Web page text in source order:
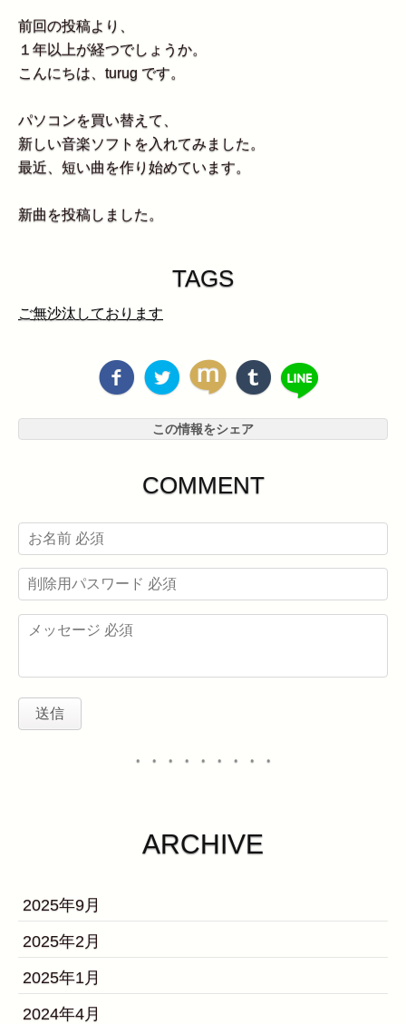
前回の投稿より、
１年以上が経つでしょうか。
こんにちは、turug です。
パソコンを買い替えて、
新しい音楽ソフトを入れてみました。
最近、短い曲を作り始めています。
新曲を投稿しました。
TAGS
ご無沙汰しております
この情報をシェア
COMMENT
・・・・・・・・・
ARCHIVE
2025年9月
2025年2月
2025年1月
2024年4月